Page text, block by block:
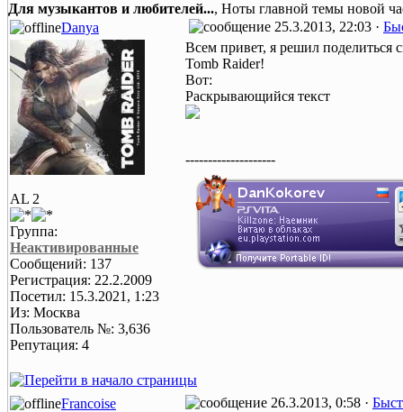
Для музыкантов и любителей..., Ноты главной темы новой
Danya
25.3.2013, 22:03 ·
AL 2
Группа:
Неактивированные
Сообщений: 137
Регистрация: 22.2.2009
Посетил: 15.3.2021, 1:23
Из: Москва
Пользователь №: 3,636
Репутация: 4
Всем привет, я решил поделиться
Tomb Raider!
Вот:
Раскрывающийся текст
--------------------
Francoise 26.3.2013, 0:58 ·